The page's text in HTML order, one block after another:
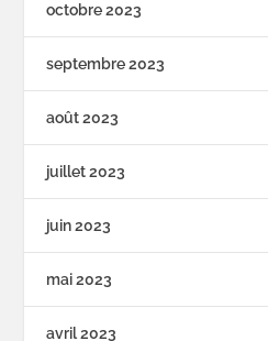
octobre 2023
septembre 2023
août 2023
juillet 2023
juin 2023
mai 2023
avril 2023